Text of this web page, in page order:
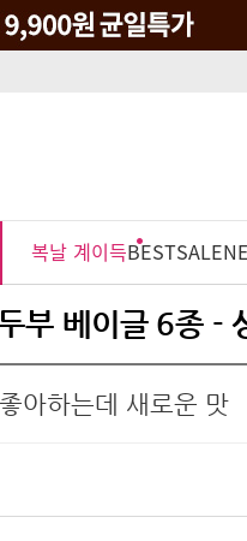
복날 계이득BESTSALE
부 베이글 6종 -
아하는데 새로운 맛